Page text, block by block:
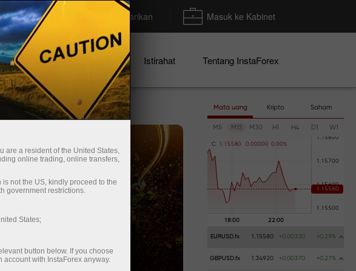
Deposit/Penarikan Masuk ke Kabinet
Promo Istirahat Tentang InstaForex
Mata uang Kripto Saham
M5 M15 M30 H1 H4 D1 W1
C 1 . 1 5580 0 .00000 0 .00%
EURUSD.fx 1.15580 +0.00330 +0.29%
GBPUSD.fx 1.34920 +0.00370 +0.27%
are a resident of the United States,
online trading, online transfers,
not the US, kindly proceed to the
government restrictions.
States;
button below. If you choose
with InstaForex anyway.